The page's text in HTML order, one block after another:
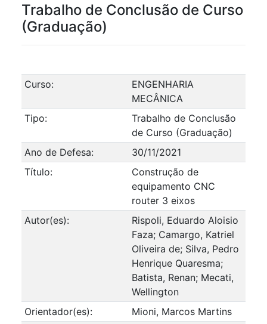
Trabalho de Conclusão de Curso
(Graduação)
Curso:
ENGENHARIA
MECÂNICA
Tipo:
Trabalho de Conclusão
de Curso (Graduação)
Ano de Defesa:
30/11/2021
Título:
Construção de
equipamento CNC
router 3 eixos
Autor(es):
Rispoli, Eduardo Aloisio
Faza; Camargo, Katriel
Oliveira de; Silva, Pedro
Henrique Quaresma;
Batista, Renan; Mecati,
Wellington
Orientador(es):
Mioni, Marcos Martins